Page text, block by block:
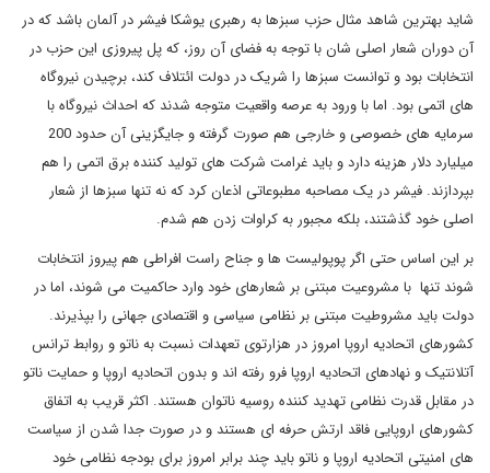
شاید بهترین شاهد مثال حزب سبزها به رهبری یوشکا فیشر در آلمان باشد که در
آن دوران شعار اصلی شان با توجه به فضای آن روز، که پل پیروزی این حزب در
انتخابات بود و توانست سبزها را شریک در دولت ائتلاف کند، برچیدن نیروگاه
های اتمی بود. اما با ورود به عرصه واقعیت متوجه شدند که احداث نیروگاه با
سرمایه های خصوصی و خارجی هم صورت گرفته و جایگزینی آن حدود 200
میلیارد دلار هزینه دارد و باید غرامت شرکت های تولید کننده برق اتمی را هم
بپردازند. فیشر در یک مصاحبه مطبوعاتی اذعان کرد که نه تنها سبزها از شعار
اصلی خود گذشتند، بلکه مجبور به کراوات زدن هم شدم.
بر این اساس حتی اگر پوپولیست ها و جناح راست افراطی هم پیروز انتخابات
شوند تنها با مشروعیت مبتنی بر شعارهای خود وارد حاکمیت می شوند، اما در
دولت باید مشروطیت مبتنی بر نظامی سیاسی و اقتصادی جهانی را بپذیرند.
کشورهای اتحادیه اروپا امروز در هزارتوی تعهدات نسبت به ناتو و روابط ترانس
آتلانتیک و نهادهای اتحادیه اروپا فرو رفته اند و بدون اتحادیه اروپا و حمایت ناتو
در مقابل قدرت نظامی تهدید کننده روسیه ناتوان هستند. اکثر قریب به اتفاق
کشورهای اروپایی فاقد ارتش حرفه ای هستند و در صورت جدا شدن از سیاست
های امنیتی اتحادیه اروپا و ناتو باید چند برابر امروز برای بودجه نظامی خود